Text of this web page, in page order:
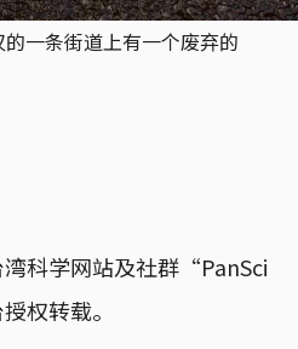
一条街道上有一个废弃的
湾科学网站及社群“PanSci
权转载。